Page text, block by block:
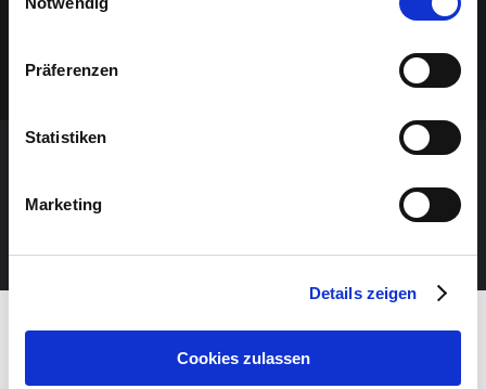
Präferenzen
Statistiken
Marketing
Details zeigen
Cookies zulassen